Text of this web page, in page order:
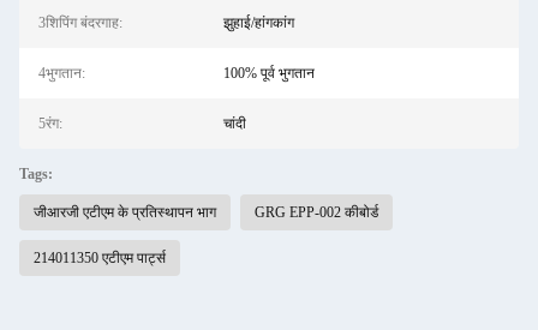
3शिपिंग बंदरगाह: झुहाई/हांगकांग
4भुगतान: 100% पूर्व भुगतान
5रंग: चांदी
Tags:
जीआरजी एटीएम के प्रतिस्थापन भाग GRG EPP-002 कीबोर्ड
214011350 एटीएम पार्ट्स